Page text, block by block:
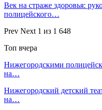
Век на страже здоровья:
полицейского…
Prev Next 1 из 1 648
Топ вчера
Нижегородскими
на…
Нижегородский детский
на…